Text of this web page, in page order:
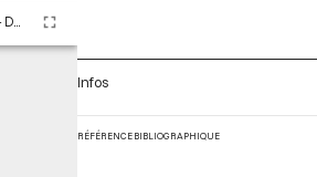
Infos
RÉFÉRENCE BIBLIOGRAPHIQUE